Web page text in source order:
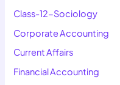
Class-12-Sociology
Corporate Accounting
Current Affairs
Financial Accounting